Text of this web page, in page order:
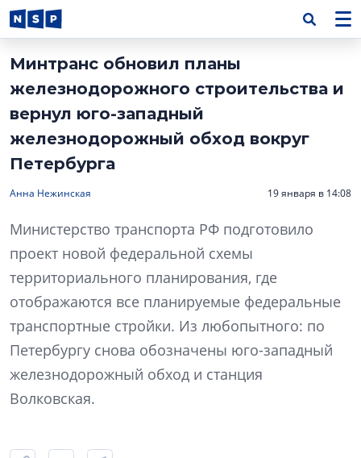
Минтранс обновил планы
железнодорожного строительства и
вернул юго-западный
железнодорожный обход вокруг
Петербурга
Анна Нежинская 19 января в 14:08
Министерство транспорта РФ подготовило
проект новой федеральной схемы
территориального планирования, где
отображаются все планируемые федеральные
транспортные стройки. Из любопытного: по
Петербургу снова обозначены юго-западный
железнодорожный обход и станция
Волковская.